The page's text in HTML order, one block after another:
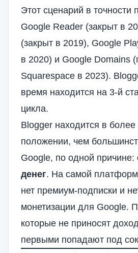
Этот сценарий в точности
Google Reader (закрыт в
(закрыт в 2019), Google
в 2020) и Google Domains
Squarespace в 2023).
время находится на 3-й
цикла.
Blogger находится в
положении, чем
Google, по одной причине:
денег. На самой
нет премиум-подписки и
монетизации для Google.
которые не приносят
первыми попадают под